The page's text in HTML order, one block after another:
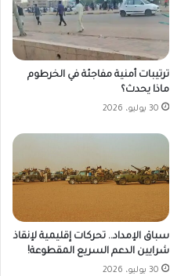
ترتيبات أمنية مفاجئة في الخرطوم
ماذا يحدث؟
30 يوليو، 2026
سباق الإمداد.. تحركات إقليمية لإنقاذ
شرايين الدعم السريع المقطوعة!
30 يوليو، 2026